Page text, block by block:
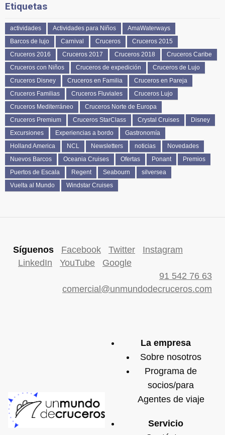
Etiquetas
actividades Actividades para Niños
AmaWaterways
Barcos de lujo
Carnival Cruceros
Cruceros 2015
Cruceros 2016
Cruceros 2017 Cruceros 2018
Cruceros Caribe
Cruceros con Niños
Cruceros de expedición
Cruceros de Lujo
Cruceros Disney
Cruceros en Familia
Cruceros en Pareja
Cruceros Familias
Cruceros Fluviales
Cruceros Lujo
Cruceros Mediterráneo
Cruceros Norte de Europa
Cruceros Premium
Cruceros StarClass Crystal Cruises
Disney
Excursiones
Experiencias a bordo
Gastronomía
Holland America
NCL Newsletters noticias
Novedades
Nuevos Barcos
Oceania Cruises Ofertas Ponant
Premios
Puertos de Escala
Regent Seabourn
silversea
Vuelta al Mundo
Windstar Cruises
Síguenos Facebook Twitter
Instagram
LinkedIn
YouTube
Google
91 542 76 63
comercial@unmundodecruceros.com
La empresa
Sobre nosotros
Programa de
socios/para
Agentes de viaje
Servicio